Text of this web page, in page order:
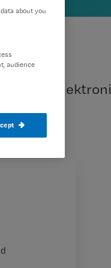
het
about you
audience